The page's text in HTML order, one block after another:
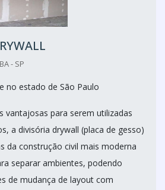
- SP
no estado de São Paulo
vantajosas para serem utilizadas
a divisória drywall (placa de gesso)
da construção civil mais moderna
separar ambientes, podendo
de mudança de layout com